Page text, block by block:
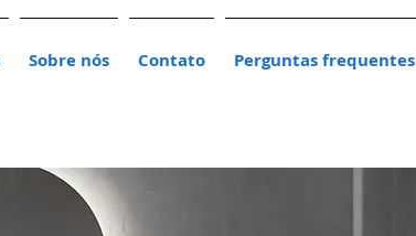
Sobre nós Contato Perguntas frequentes